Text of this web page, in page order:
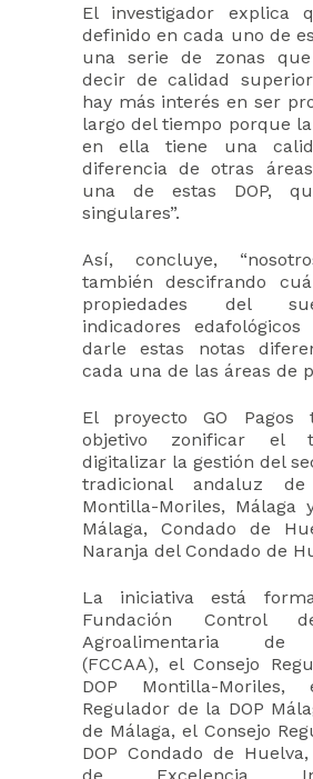
El investigador explica
definido en cada uno de
una serie de zonas
decir de calidad
hay más interés en ser
largo del tiempo porque
en ella tiene una
diferencia de otras
una de estas DOP,
singulares”.
Así, concluye,
también descifrando
propiedades del
indicadores
darle estas notas
cada una de las áreas de
El proyecto GO Pagos
objetivo zonificar el
digitalizar la gestión del
tradicional andaluz
Montilla-Moriles, Málaga
Málaga, Condado de
Naranja del Condado de
La iniciativa está
Fundación Control
Agroalimentaria de
(FCCAA), el Consejo
DOP Montilla-Moriles,
Regulador de la DOP
de Málaga, el Consejo
DOP Condado de